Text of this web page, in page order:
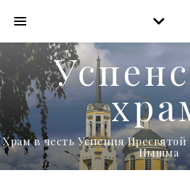
Храм в честь Успения
Пышма